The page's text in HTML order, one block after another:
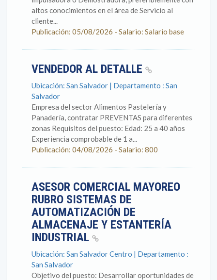
altos conocimientos en el área de Servicio al
cliente...
Publicación: 05/08/2026 - Salario: Salario base
VENDEDOR AL DETALLE
Ubicación: San Salvador | Departamento : San
Salvador
Empresa del sector Alimentos Pastelería y
Panadería, contratar PREVENTAS para diferentes
zonas Requisitos del puesto: Edad: 25 a 40 años
Experiencia comprobable de 1 a...
Publicación: 04/08/2026 - Salario: 800
ASESOR COMERCIAL MAYOREO
RUBRO SISTEMAS DE
AUTOMATIZACIÓN DE
ALMACENAJE Y ESTANTERÍA
INDUSTRIAL
Ubicación: San Salvador Centro | Departamento :
San Salvador
Objetivo del puesto: Desarrollar oportunidades de